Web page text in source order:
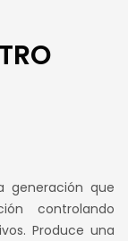
90.00.
generación que
controlando
Produce una